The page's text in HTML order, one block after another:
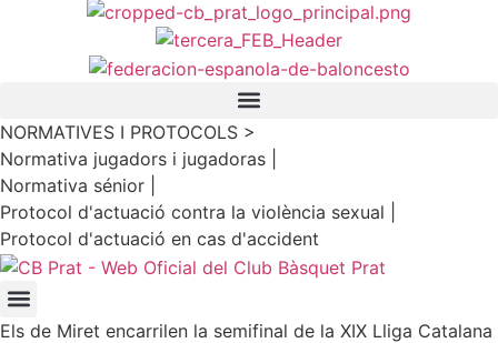
NORMATIVES I PROTOCOLS >
Normativa jugadors i jugadoras |
Normativa sénior |
Protocol d'actuació contra la violència sexual |
Protocol d'actuació en cas d'accident
Els de Miret encarrilen la semifinal de la XIX Lliga Catalana